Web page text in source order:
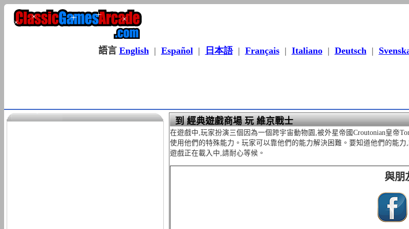
語言 English| Español| 日本語| Français| Italiano| Deutsch|
到 經典遊戲商場 玩 維京戰士
在遊戲中,玩家扮演三個因為一個跨宇宙動物園,被外星帝國Croutonian皇帝
使用他們的特殊能力。玩家可以靠他們的能力解決困難。要知道他們的能力,
遊戲正在載入中,請耐心等候。
與朋